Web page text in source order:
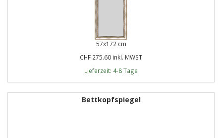
57x172 cm
CHF 275.60 inkl. MWST
Lieferzeit: 4-8 Tage
Bettkopfspiegel